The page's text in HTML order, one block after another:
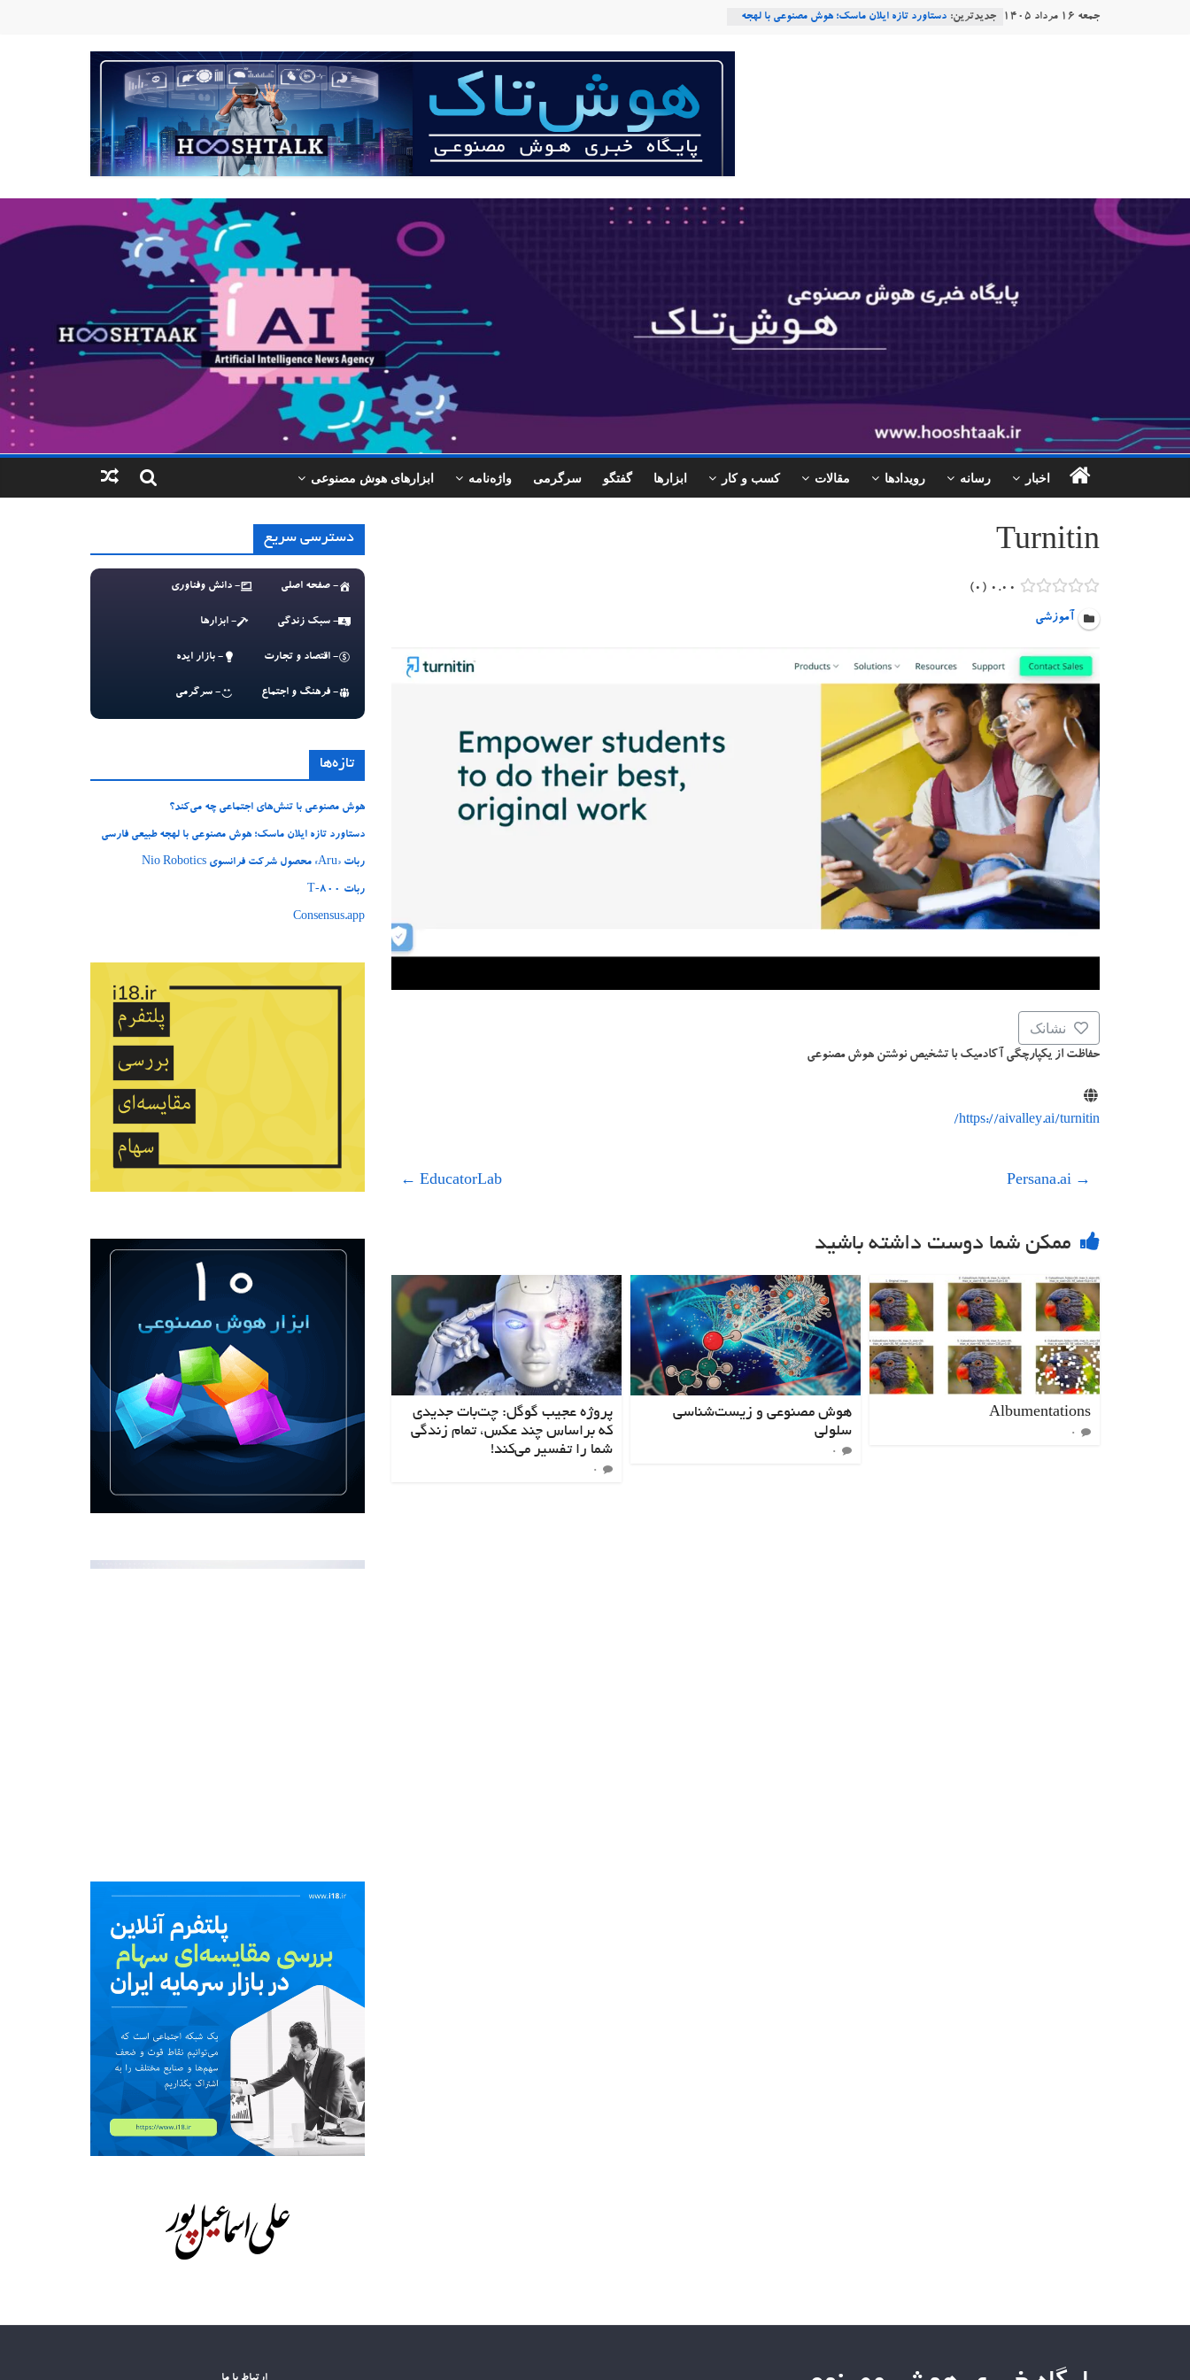
جمعه ۱۶ مرداد ۱۴۰۵ جدیدترین: دستاورد تازه ایلان ماسک؛ هوش مصنوعی با لهجه
خبری
مصنوعی
اخبار رسانه رویدادها مقالات کسب و کار ابزارها گفتگو سرگرمی واژه‌نامه ابزارهای هوش مصنوعی
Turnitin
۰.۰۰ ۰
آموزشی
نشانک
حفاظت از یکپارچگی آکادمیک با تشخیص نوشتن هوش مصنوعی
https://aivalley.ai/turnitin/
→
EducatorLab
←
ممکن شما دوست داشته باشید
Albumentations
۰
هوش مصنوعی و زیست‌شناسی
سلولی
۰
پروژه عجیب گوگل: چت‌بات جدیدی
که براساس چند عکس، تمام زندگی
شما را تفسیر می‌کند!
۰
دسترسی سریع
- صفحه اصلی - دانش وفناوری
- سبک زندگی - ابزارها
- اقتصاد و تجارت - بازار ایده
- فرهنگ و اجتماع - سرگرمی
تازه‌ها
هوش مصنوعی با تنش‌های اجتماعی چه می‌کند؟
دستاورد تازه ایلان ماسک؛ هوش مصنوعی با لهجه طبیعی فارسی
ربات «Aru» محصول شرکت فرانسوی Nio Robotics
ربات T‑800
Consensus.app